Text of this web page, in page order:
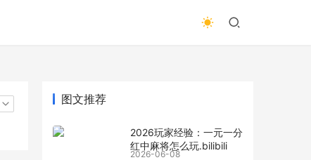
图文推荐
2026玩家经验：一元一分
红中麻将怎么玩.bilibili
2026-06-08